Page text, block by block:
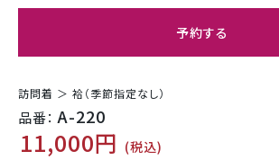
予約する
訪問着 ＞ 袷（季節指定なし）
品番： A-220
11,000円 (税込)